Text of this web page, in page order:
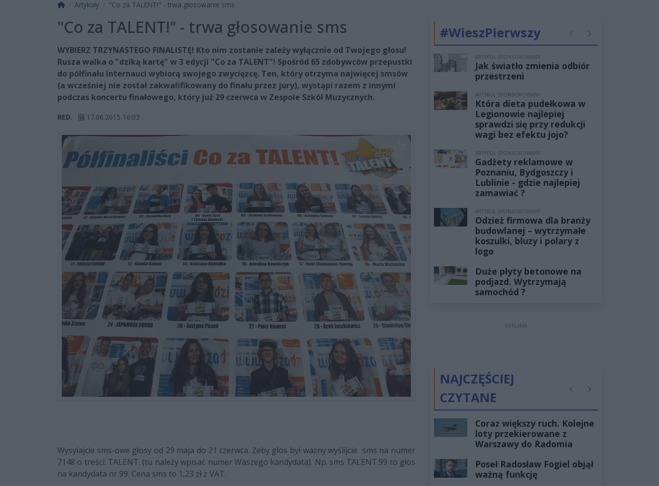
Strona główna
Artykuły "Co za TALENT!" - trwa głosowanie sms
"Co za TALENT!" - trwa głosowanie sms
WYBIERZ TRZYNASTEGO FINALISTĘ! Kto nim zostanie zależy wyłącznie od Twojego głosu!
Rusza walka o "dziką kartę" w 3 edycji "Co za TALENT"! Spośród 65 zdobywców przepustki
do półfinału Internauci wybiorą swojego zwycięzcę. Ten, który otrzyma najwięcej smsów
(a wcześniej nie został zakwalifikowany do finału przez jury), wystąpi razem z innymi
podczas koncertu finałowego, który już 29 czerwca w Zespole Szkół Muzycznych.
RED. 17.06.2015 16:03
Wysyłajcie sms-owe głosy od 29 maja do 21 czerwca. Żeby głos był ważny wyślijcie sms na numer
7148 o treści: TALENT. (tu należy wpisać numer Waszego kandydata). Np. sms TALENT.99 to głos
na kandydata nr 99. Cena sms to 1,23 zł z VAT.
#WieszPierwszy PoprzednieNastępne
ARTYKUŁ SPONSOROWANY
Jak światło zmienia odbiór
przestrzeni
ARTYKUŁ SPONSOROWANY
Która dieta pudełkowa w
Legionowie najlepiej
sprawdzi się przy redukcji
wagi bez efektu jojo?
ARTYKUŁ SPONSOROWANY
Gadżety reklamowe w
Poznaniu, Bydgoszczy i
Lublinie - gdzie najlepiej
zamawiać ?
ARTYKUŁ SPONSOROWANY
Odzież firmowa dla branży
budowlanej – wytrzymałe
koszulki, bluzy i polary z
logo
Duże płyty betonowe na
podjazd. Wytrzymają
samochód ?
REKLAMA
NAJCZĘŚCIEJ
CZYTANE
PoprzednieNastępne
Coraz większy ruch. Kolejne
loty przekierowane z
Warszawy do Radomia
Poseł Radosław Fogiel objął
ważną funkcję